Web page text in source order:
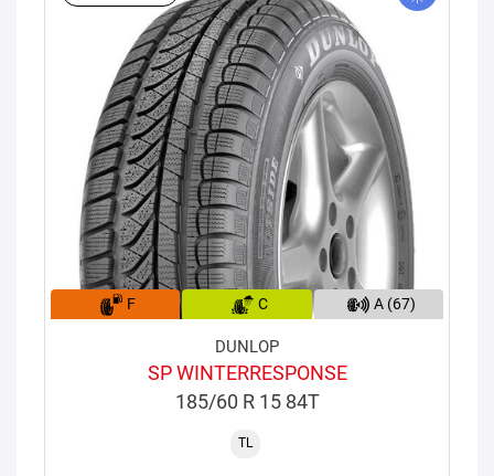
F C A (67)
DUNLOP
SP WINTERRESPONSE
185/60 R 15 84T
TL